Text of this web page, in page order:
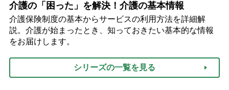
介護の「困った」を解決！介護の基本情報
介護保険制度の基本からサービスの利用方法を詳細解
説。介護が始まったとき、知っておきたい基本的な情報
をお届けします。
シリーズの一覧を見る